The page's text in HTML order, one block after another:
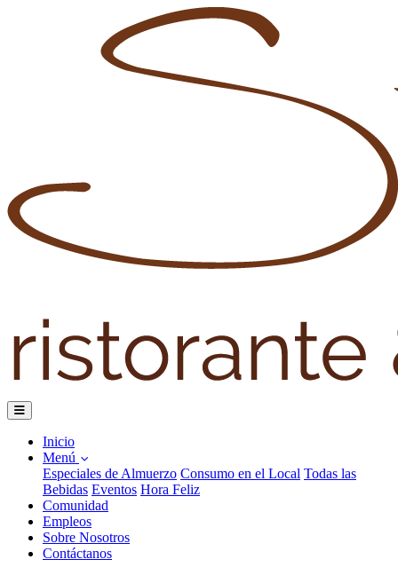
Inicio
Menú
Especiales de Almuerzo Consumo en el Local Todas las
Bebidas Eventos Hora Feliz
Comunidad
Empleos
Sobre Nosotros
Contáctanos